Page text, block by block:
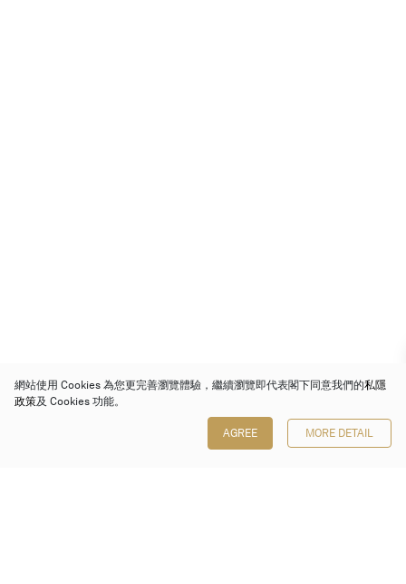
網站使用 Cookies 為您更完善瀏覽體驗，繼續瀏覽即代表閣下同意我們的私隱
政策及 Cookies 功能。
AGREE MORE DETAIL